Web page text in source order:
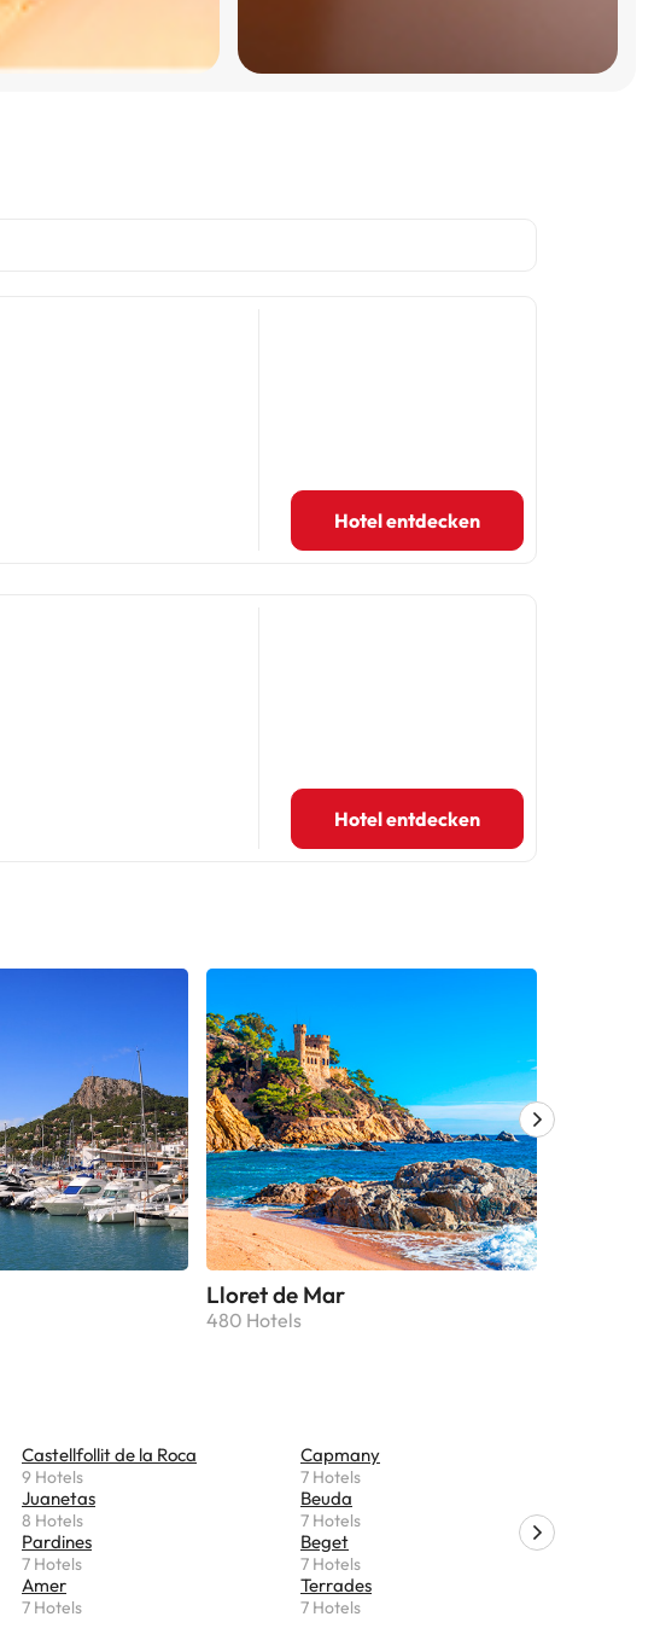
Hotel entdecken
Hotel entdecken
Lloret de Mar
480 Hotels
Castellfollit de la Roca
9 Hotels
Juanetas
8 Hotels
Pardines
7 Hotels
Amer
7 Hotels
Capmany
7 Hotels
Beuda
7 Hotels
Beget
7 Hotels
Terrades
7 Hotels